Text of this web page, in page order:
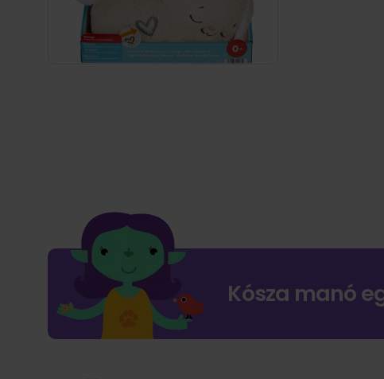
Kósza manó